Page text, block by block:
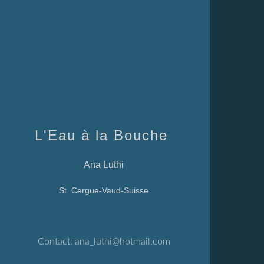
L'Eau à la Bouche
Ana Luthi
St. Cergue-Vaud-Suisse
Contact: ana_luthi@hotmail.com